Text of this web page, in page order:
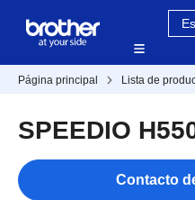
Página principal Lista de
SPEEDIO
Contacto